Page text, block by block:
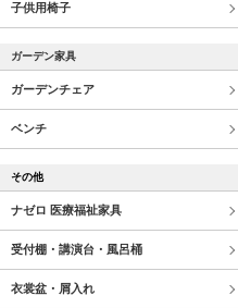
子供用椅子
ガーデン家具
ガーデンチェア
ベンチ
その他
ナゼロ 医療福祉家具
受付棚・講演台・風呂桶
衣裳盆・屑入れ